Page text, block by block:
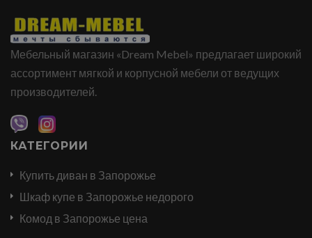
Мебельный магазин «Dream Mebel» предлагает широкий
ассортимент мягкой и корпусной мебели от ведущих
производителей.
КАТЕГОРИИ
Купить диван в Запорожье
Шкаф купе в Запорожье недорого
Комод в Запорожье цена